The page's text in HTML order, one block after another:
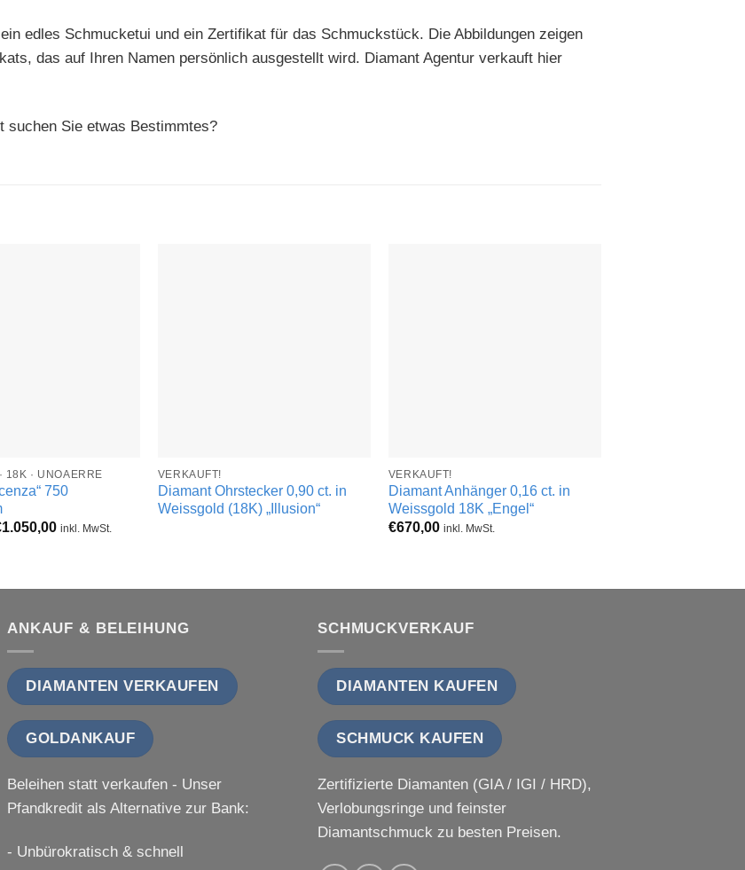
edles Schmucketui und ein Zertifikat für das Schmuckstück. Die Abbildungen zeigen
das auf Ihren Namen persönlich ausgestellt wird. Diamant Agentur verkauft hier
suchen Sie etwas Bestimmtes?
18K · UNOAERRE
750
1.050,00Preisspanne:
inkl. MwSt.
VERKAUFT!
Diamant Ohrstecker 0,90 ct. in
Weissgold (18K) „Illusion“
VERKAUFT!
Diamant Anhänger 0,16 ct. in
Weissgold 18K „Engel“
€670,00 inkl. MwSt.
ANKAUF & BELEIHUNG
DIAMANTEN VERKAUFEN
GOLDANKAUF
Beleihen statt verkaufen - Unser
Pfandkredit als Alternative zur Bank:
- Unbürokratisch & schnell
SCHMUCKVERKAUF
DIAMANTEN KAUFEN
SCHMUCK KAUFEN
Zertifizierte Diamanten (GIA / IGI / HRD),
Verlobungsringe und feinster
Diamantschmuck zu besten Preisen.